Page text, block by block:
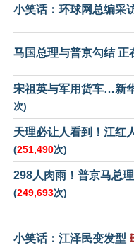
小笑话：环球网总编采
马国总理与普京勾结 正
宋祖英与军用货车…新
次)
天理必让人看到！江红
(251,490次)
298人肉雨！普京马总
(249,693次)
小笑话：江泽民变发型